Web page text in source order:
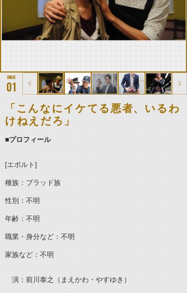
01
「こんなにイケてる悪者、いるわ
けねえだろ」
■プロフィール
[エボルト]
種族：ブラッド族
性別：不明
年齢：不明
職業・身分など：不明
家族など：不明
演：前川泰之（まえかわ・やすゆき）